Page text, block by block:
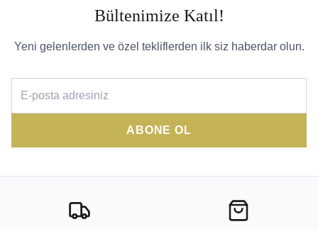
Bültenimize Katıl!
Yeni gelenlerden ve özel tekliflerden ilk siz haberdar olun.
ABONE OL